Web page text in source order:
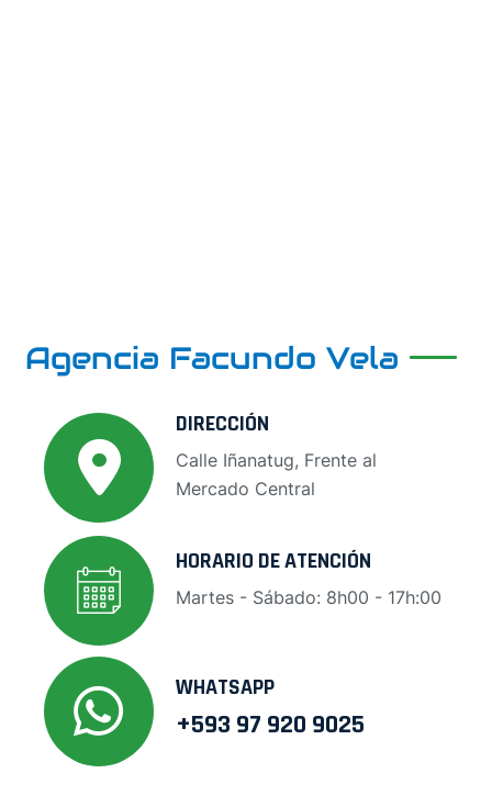
Agencia Facundo Vela
DIRECCIÓN
Calle Iñanatug, Frente al
Mercado Central
HORARIO DE ATENCIÓN
Martes - Sábado: 8h00 - 17h:00
WHATSAPP
+593 97 920 9025